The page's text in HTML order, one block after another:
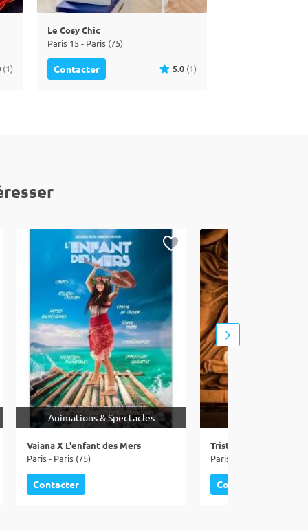
(1)
Le Cosy Chic
Paris 15 - Paris (75)
Contacter 5.0 (1)
Animations & Spectacles
Vaiana X L'enfant des Mers
Paris - Paris (75)
Contacter
Tristan Herry |
Paris 19 - Paris (75)
Contacter